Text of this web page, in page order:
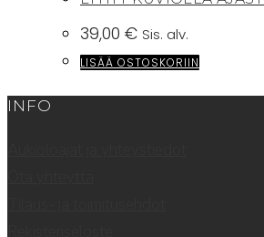
39,00 € Sis. alv.
LISÄÄ OSTOSKORIIN
INFO